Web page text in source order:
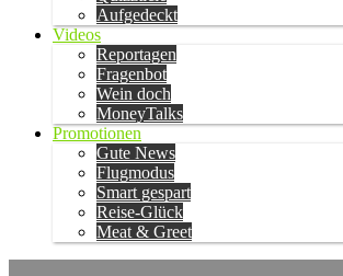
Aufgedeckt
Videos
Reportagen
Fragenbot
Wein doch
MoneyTalks
Promotionen
Gute News
Flugmodus
Smart gespart
Reise-Glück
Meat & Greet